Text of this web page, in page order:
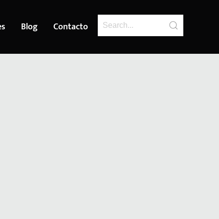
Blog Contacto